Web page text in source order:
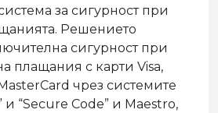
за сигурност при
Решението
сигурност при
плащания с карти Visa,
чрез системите
и “Secure Code” и Maestro,